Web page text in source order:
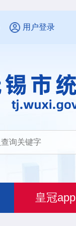
用户登录
皇冠app